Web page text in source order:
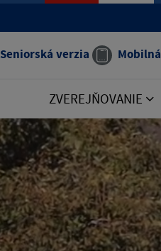
Seniorská verzia
ZVEREJŇOVANIE